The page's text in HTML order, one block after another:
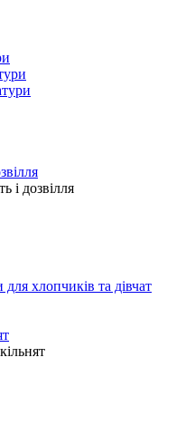
і дозвілля
хлопчиків та дівчат